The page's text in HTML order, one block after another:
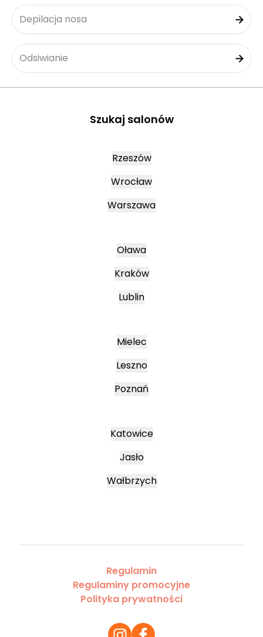
Depilacja nosa
Odsiwianie
Szukaj salonów
Rzeszów
Wrocław
Warszawa
Oława
Kraków
Lublin
Mielec
Leszno
Poznań
Katowice
Jasło
Wałbrzych
Regulamin
Regulaminy promocyjne
Polityka prywatności